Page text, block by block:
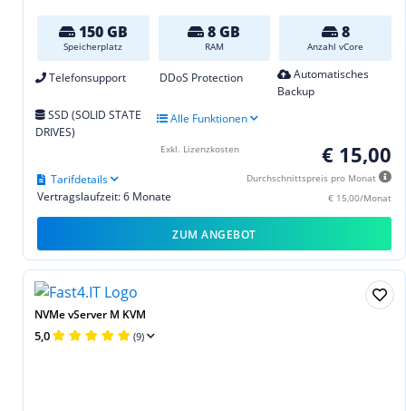
150 GB
Speicherplatz
8 GB
RAM
8
Anzahl vCore
Telefonsupport DDoS Protection
Automatisches
Backup
SSD (SOLID STATE
DRIVES)
Alle Funktionen
€ 15,00
Durchschnittspreis pro Monat
€ 15,00/Monat
Vertragslaufzeit: 6 Monate
Tarifdetails
Exkl. Lizenzkosten
ZUM ANGEBOT
NVMe vServer M KVM
5,0 (9)